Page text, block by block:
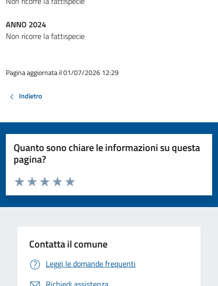
ANNO 2024
Non ricorre la fattispecie
Pagina aggiornata il 01/07/2026 12:29
Indietro
Quanto sono chiare le informazioni su questa
pagina?
Valuta da 1 a 5 stelle la pagina
Valuta 5 stelle su 5
Valuta 4 stelle su 5
Valuta 3 stelle su 5
Valuta 2 stelle su 5
Valuta 1 stelle su 5
Contatta il comune
Leggi le domande frequenti